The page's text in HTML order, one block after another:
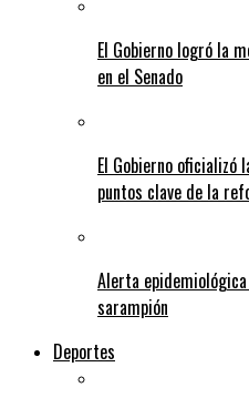
El Gobierno logró la
en el Senado
El Gobierno oficializó
puntos clave de la
Alerta
sarampión
Deportes